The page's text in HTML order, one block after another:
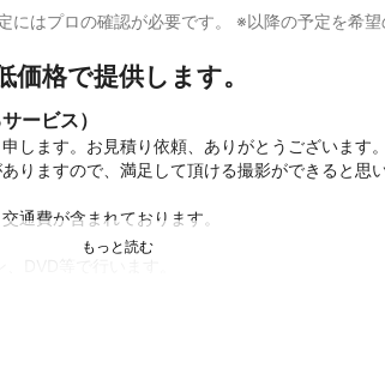
にはプロの確認が必要です。 ※以降の予定を希望
格で提供します。
ービス）
します。お見積り依頼、ありがとうございます。
りますので、満足して頂ける撮影ができると思い
通費が含まれております。
引きいたします。
金額に含みます。